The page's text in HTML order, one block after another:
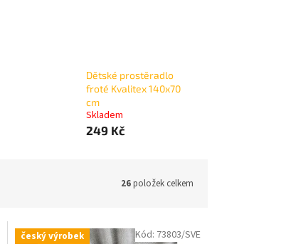
Dětské prostěradlo
froté Kvalitex 140x70
cm
Skladem
249 Kč
26položek celkem
český výrobek Kód: 73803/SVE